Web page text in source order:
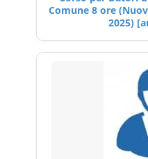
Comune 8 ore
2025)